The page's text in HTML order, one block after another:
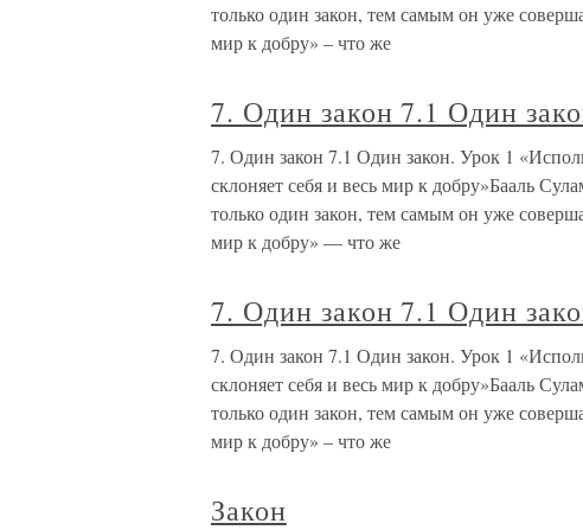
только один закон, тем самым он уже
мир к добру» – что же
7. Один закон 7.1 Один
7. Один закон 7.1 Один закон. Урок 1
склоняет себя и весь мир к добру»Бааль
только один закон, тем самым он уже
мир к добру» — что же
7. Один закон 7.1 Один
7. Один закон 7.1 Один закон. Урок 1
склоняет себя и весь мир к добру»Бааль
только один закон, тем самым он уже
мир к добру» – что же
Закон